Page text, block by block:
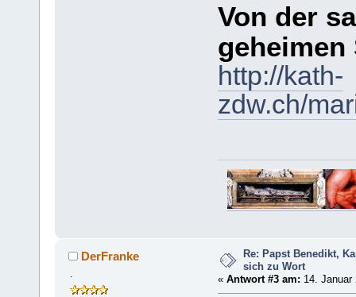
Von der
http://kath-
zdw.ch/
DerFranke
Re: Papst Benedikt,
sich zu Wort
« Antwort #3 am: 14. Januar